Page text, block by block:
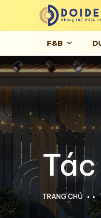
F&B
TRANG CHỦ